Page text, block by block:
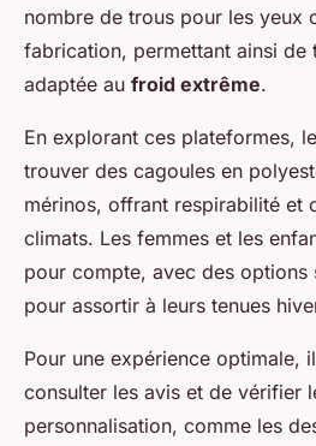
nombre de trous pour les yeux
fabrication, permettant ainsi de
adaptée au froid extrême.
En explorant ces plateformes,
trouver des cagoules en
mérinos, offrant respirabilité et
climats. Les femmes et les
pour compte, avec des options
pour assortir à leurs tenues
Pour une expérience optimale,
consulter les avis et de vérifier
personnalisation, comme les